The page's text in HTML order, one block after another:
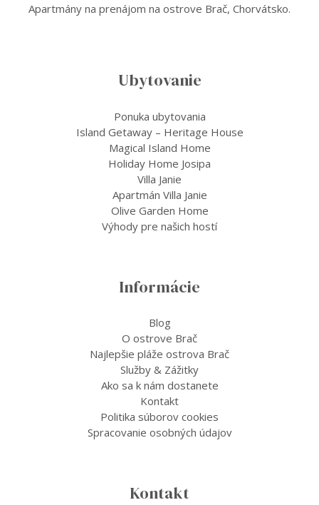
Apartmány na prenájom na ostrove Brač, Chorvátsko.
Ubytovanie
Ponuka ubytovania
Island Getaway – Heritage House
Magical Island Home
Holiday Home Josipa
Villa Janie
Apartmán Villa Janie
Olive Garden Home
Výhody pre našich hostí
Informácie
Blog
O ostrove Brač
Najlepšie pláže ostrova Brač
Služby & Zážitky
Ako sa k nám dostanete
Kontakt
Politika súborov cookies
Spracovanie osobných údajov
Kontakt